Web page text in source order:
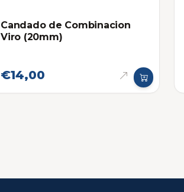
Candado de Combinacion
Viro (20mm)
€14,00